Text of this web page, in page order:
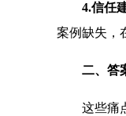
4.信任
案例缺失，
二、答
这些痛